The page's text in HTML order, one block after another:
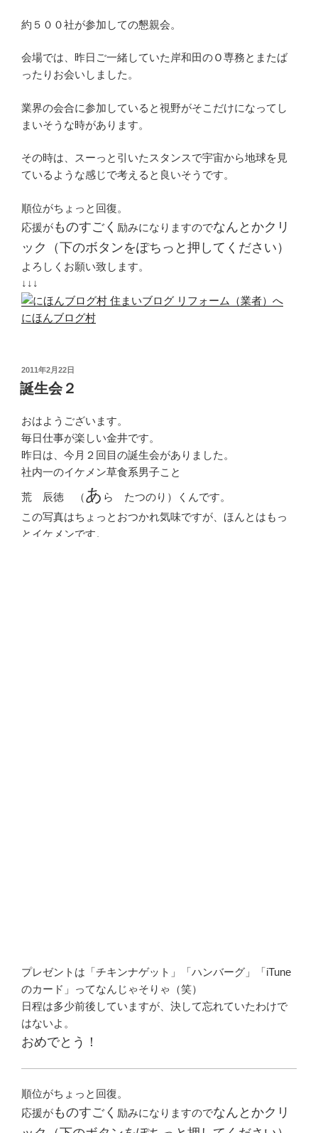
約５００社が参加しての懇親会。
会場では、昨日ご一緒していた岸和田のＯ専務とまたば
ったりお会いしました。
業界の会合に参加していると視野がそこだけになってし
まいそうな時があります。
その時は、スーっと引いたスタンスで宇宙から地球を見
ているような感じで考えると良いそうです。
順位がちょっと回復。
応援がものすごく 励みになりますのでなんとかクリ
ック（下のボタンをぽちっと押してください）
よろしくお願い致します。
↓↓↓
にほんブログ村
投
稿
日:
2011年2月22日
誕生会２
おはようございます。
毎日仕事が楽しい金井です。
昨日は、今月２回目の誕生会がありました。
社内一のイケメン草食系男子こと
荒 辰徳 （あ ら たつのり）くんです。
この写真はちょっとおつかれ気味ですが、ほんとはもっ
とイケメンです。
プレゼントは「チキンナゲット」「ハンバーグ」「iTune
のカード」ってなんじゃそりゃ（笑）
日程は多少前後していますが、決して忘れていたわけで
はないよ。
おめでとう！
順位がちょっと回復。
応援がものすごく 励みになりますのでなんとかクリ